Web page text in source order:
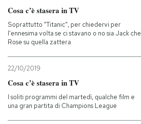
AREA PERSONALE
Entra
Cosa c’è stasera in TV
Soprattutto "Titanic", per chiedervi per
l'ennesima volta se ci stavano o no sia Jack che
Rose su quella zattera
22/10/2019
Cosa c’è stasera in TV
I soliti programmi del martedì, qualche film e
una gran partita di Champions League